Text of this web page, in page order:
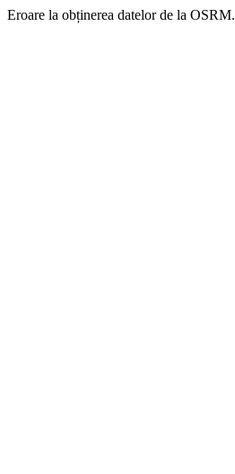
Eroare la obținerea datelor de la OSRM.